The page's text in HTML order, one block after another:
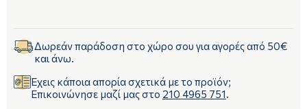
Δωρεάν παράδοση στο χώρο σου για αγορές από 50€
και άνω.
Έχεις κάποια απορία σχετικά με το προϊόν;
Επικοινώνησε μαζί μας στο 210 4965 751.